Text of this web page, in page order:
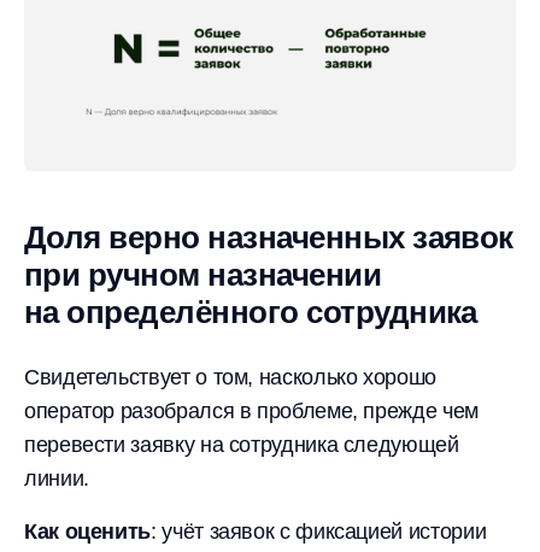
Доля верно назначенных заявок
при ручном назначении
на определённого сотрудника
Свидетельствует о том, насколько хорошо
оператор разобрался в проблеме, прежде чем
перевести заявку на сотрудника следующей
линии.
Как оценить: учёт заявок с фиксацией истории